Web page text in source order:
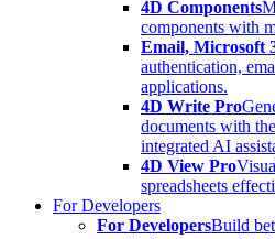
4D Components
components with
Email, Microsoft
authentication,
applications.
4D Write Pro
documents with
integrated AI
4D View Pro
spreadsheets
For Developers
For DevelopersBuild